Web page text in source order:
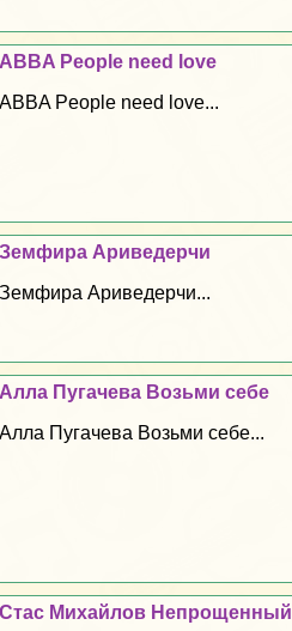
ABBA People need love
ABBA People need love...
Земфира Ариведерчи
Земфира Ариведерчи...
Алла Пугачева Возьми себе
Алла Пугачева Возьми себе...
Стас Михайлов Непрощенный